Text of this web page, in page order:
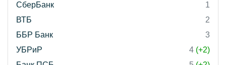
СберБанк
1
ВТБ
2
ББР Банк
3
УБРиР
4 (+2)